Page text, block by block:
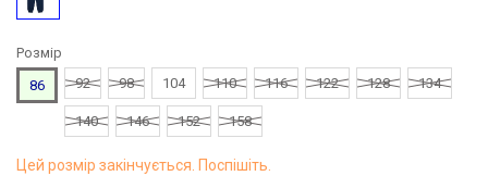
Розмір
86
92 98 104 110 116 122 128 134
140 146 152 158
Цей розмір закінчується. Поспішіть.